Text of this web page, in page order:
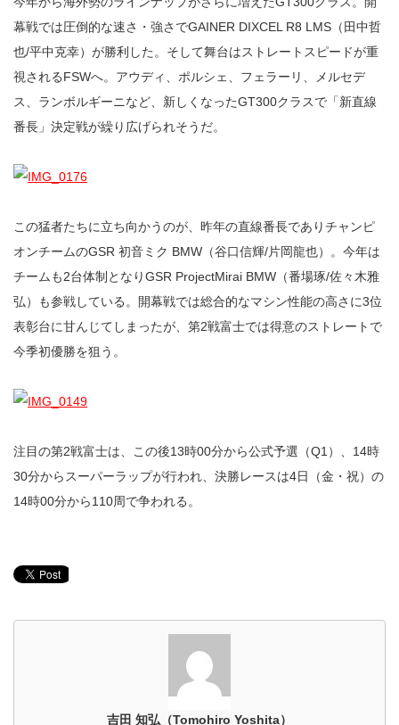
幕戦では圧倒的な速さ・強さでGAINER DIXCEL R8 LMS（田中哲
也/平中克幸）が勝利した。そして舞台はストレートスピードが重
視されるFSWへ。アウディ、ポルシェ、フェラーリ、メルセデ
ス、ランボルギーニなど、新しくなったGT300クラスで「新直線
番長」決定戦が繰り広げられそうだ。
この猛者たちに立ち向かうのが、昨年の直線番長でありチャンピ
オンチームのGSR 初音ミク BMW（谷口信輝/片岡龍也）。今年は
チームも2台体制となりGSR ProjectMirai BMW（番場琢/佐々木雅
弘）も参戦している。開幕戦では総合的なマシン性能の高さに3位
表彰台に甘んじてしまったが、第2戦富士では得意のストレートで
今季初優勝を狙う。
注目の第2戦富士は、この後13時00分から公式予選（Q1）、14時
30分からスーパーラップが行われ、決勝レースは4日（金・祝）の
14時00分から110周で争われる。
吉田 知弘（Tomohiro Yoshita）